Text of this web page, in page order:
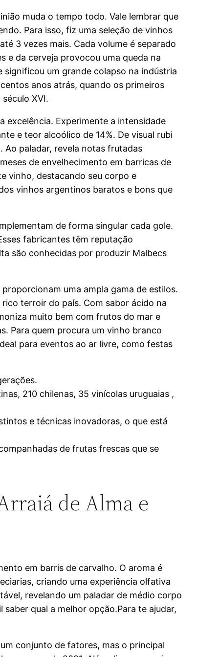
muda o tempo todo. Vale lembrar que
Para isso, fiz uma seleção de vinhos
3 vezes mais. Cada volume é separado
e da cerveja provocou uma queda na
significou um grande colapso na indústria
anos atrás, quando os primeiros
XVI.
excelência. Experimente a intensidade
e teor alcoólico de 14%. De visual rubi
Ao paladar, revela notas frutadas
de envelhecimento em barricas de
vinho, destacando seu corpo e
vinhos argentinos baratos e bons que
de forma singular cada gole.
fabricantes têm reputação
são conhecidas por produzir Malbecs
uma ampla gama de estilos.
terroir do país. Com sabor ácido na
muito bem com frutos do mar e
Para quem procura um vinho branco
para eventos ao ar livre, como festas
210 chilenas, 35 vinícolas uruguaias ,
e técnicas inovadoras, o que está
de frutas frescas que se
de Alma e
em barris de carvalho. O aroma é
criando uma experiência olfativa
revelando um paladar de médio corpo
qual a melhor opção.Para te ajudar,
conjunto de fatores, mas o principal